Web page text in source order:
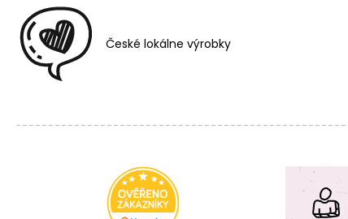
České lokálne výrobky